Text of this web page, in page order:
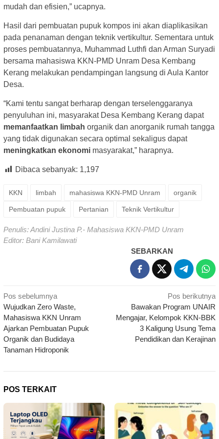
mudah dan efisien,” ucapnya.
Hasil dari pembuatan pupuk kompos ini akan diaplikasikan
pada penanaman dengan teknik vertikultur. Sementara untuk
proses pembuatannya, Muhammad Luthfi dan Arman Suryadi
bersama mahasiswa KKN-PMD Unram Desa Kembang
Kerang melakukan pendampingan langsung di Aula Kantor
Desa.
“Kami tentu sangat berharap dengan terselenggaranya
penyuluhan ini, masyarakat Desa Kembang Kerang dapat
memanfaatkan limbah organik dan anorganik rumah tangga
yang tidak digunakan secara optimal sekaligus dapat
meningkatkan ekonomi masyarakat,” harapnya.
Dibaca sebanyak: 1,197
KKN limbah mahasiswa KKN-PMD Unram organik
Pembuatan pupuk Pertanian Teknik Vertikultur
Penulis: Andini Justina P.- Mahasiswa KKN-PMD Unram
Editor: Bani Kamilawati
SEBARKAN
Navigasi
pos
Pos sebelumnya
Wujudkan Zero Waste,
Mahasiswa KKN Unram
Ajarkan Pembuatan Pupuk
Organik dan Budidaya
Tanaman Hidroponik
Pos berikutnya
Bawakan Program UNAIR
Mengajar, Kelompok KKN-BBK
3 Kaligung Usung Tema
Pendidikan dan Kerajinan
POS TERKAIT